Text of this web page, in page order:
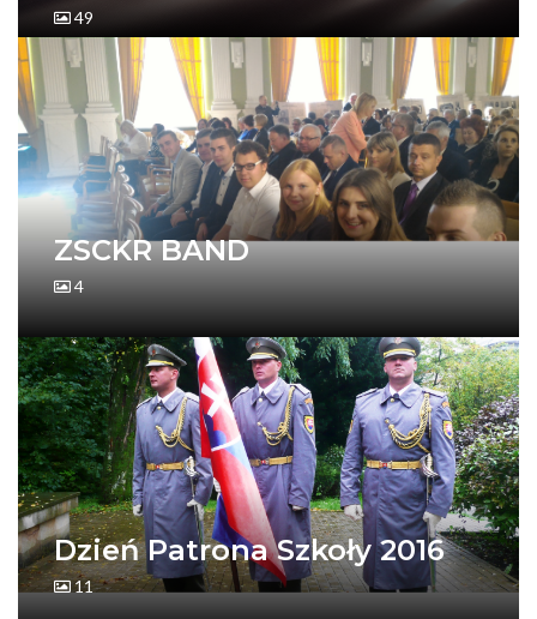
49
ZSCKR BAND
4
Dzień Patrona Szkoły 2016
11